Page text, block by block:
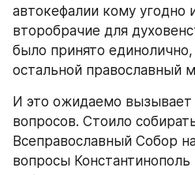
автокефалии кому угодно
второбрачие для
было принято единолично,
остальной православный
И это ожидаемо
вопросов. Стоило
Всеправославный Собор
вопросы